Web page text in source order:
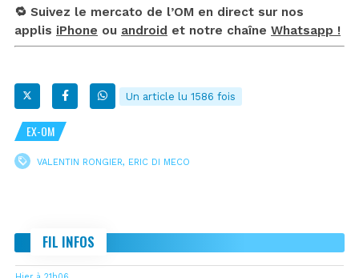
🔁 Suivez le mercato de l’OM en direct sur nos
applis iPhone ou android et notre chaîne Whatsapp !
Un article lu 1586 fois
EX-OM
VALENTIN RONGIER, ERIC DI MECO
FIL INFOS